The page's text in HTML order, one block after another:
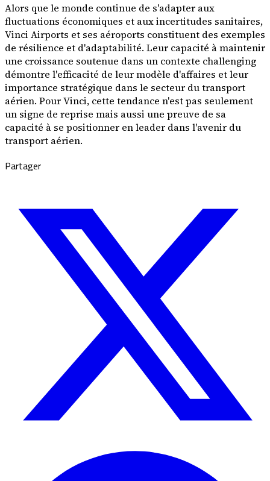
Alors que le monde continue de s'adapter aux
fluctuations économiques et aux incertitudes sanitaires,
Vinci Airports et ses aéroports constituent des exemples
de résilience et d'adaptabilité. Leur capacité à maintenir
une croissance soutenue dans un contexte challenging
démontre l'efficacité de leur modèle d'affaires et leur
importance stratégique dans le secteur du transport
aérien. Pour Vinci, cette tendance n'est pas seulement
un signe de reprise mais aussi une preuve de sa
capacité à se positionner en leader dans l'avenir du
transport aérien.
Partager